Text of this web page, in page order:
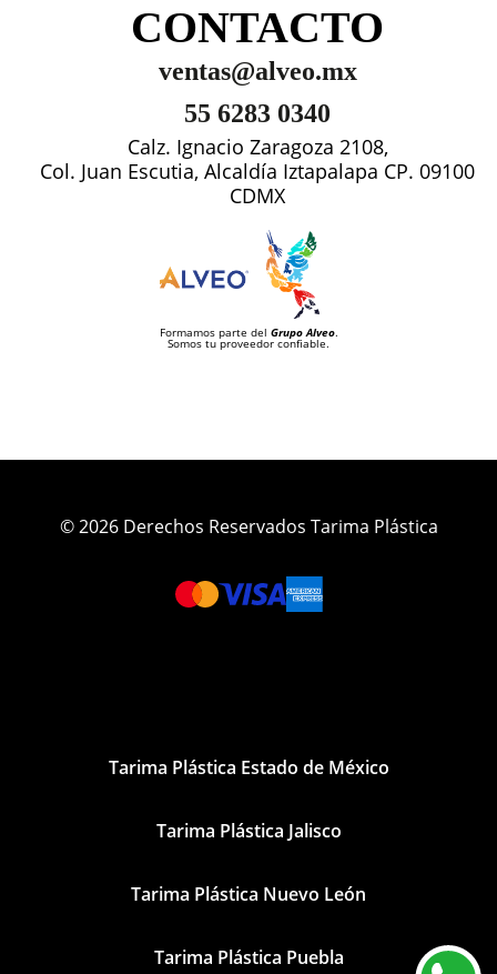
CONTACTO
ventas@alveo.mx
55 6283 0340
Calz. Ignacio Zaragoza 2108,
Col. Juan Escutia, Alcaldía Iztapalapa CP. 09100
CDMX
Formamos parte del Grupo Alveo.
Somos tu proveedor confiable.
© 2026 Derechos Reservados Tarima Plástica
Tarima Plástica Estado de México
Tarima Plástica Jalisco
Tarima Plástica Nuevo León
Tarima Plástica Puebla